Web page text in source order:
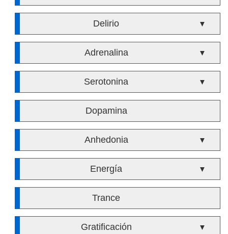
Delirio ▼
Adrenalina ▼
Serotonina ▼
Dopamina
Anhedonia ▼
Energía ▼
Trance
Gratificación ▼